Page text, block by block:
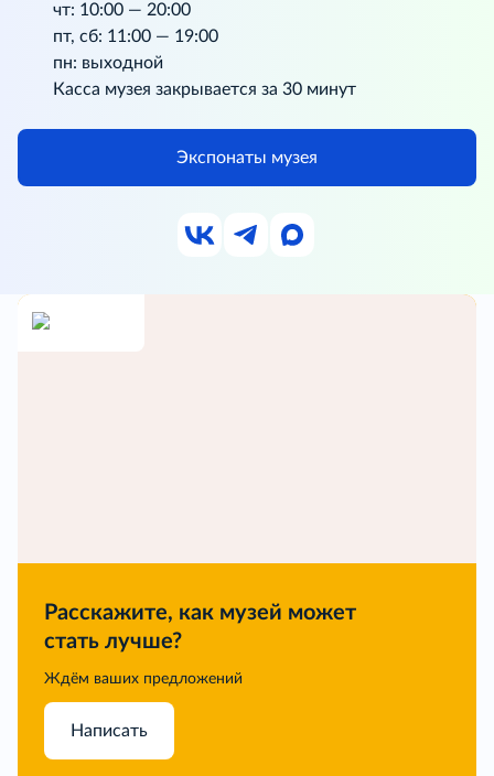
чт: 10:00 — 20:00
пт, сб: 11:00 — 19:00
пн: выходной
Касса музея закрывается за 30 минут
Экспонаты музея
Расскажите, как музей может
стать лучше?
Ждём ваших предложений
Написать